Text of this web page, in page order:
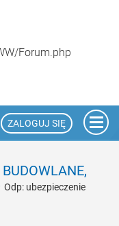
Forum.php
ZALOGUJ SIĘ
Odp: ubezpieczenie